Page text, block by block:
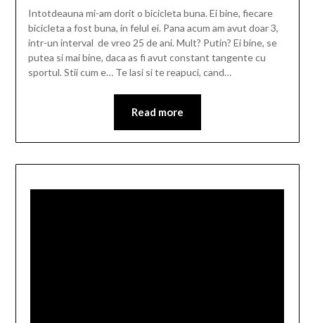
Intotdeauna mi-am dorit o bicicleta buna. Ei bine, fiecare
bicicleta a fost buna, in felul ei. Pana acum am avut doar 3,
intr-un interval de vreo 25 de ani. Mult? Putin? Ei bine, se
putea si mai bine, daca as fi avut constant tangente cu
sportul. Stii cum e… Te lasi si te reapuci, cand…
Read more